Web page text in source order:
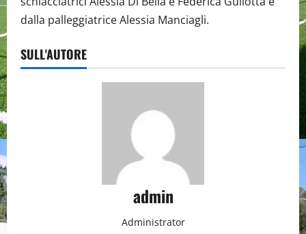
dalla palleggiatrice Alessia Manciagli.
SULL'AUTORE
admin
Administrator